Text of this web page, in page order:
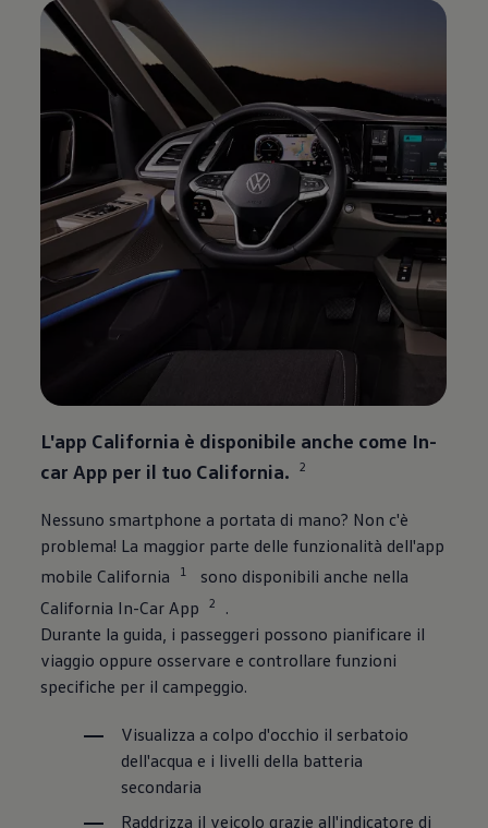
L'app California è disponibile anche come In-
car App per il tuo California.
2
Nessuno smartphone a portata di mano? Non c'è
problema! La maggior parte delle funzionalità dell'app
mobile California
1
sono disponibili anche nella
California In-Car App
2
.
Durante la guida, i passeggeri possono pianificare il
viaggio oppure osservare e controllare funzioni
specifiche per il campeggio.
Visualizza a colpo d'occhio il serbatoio
dell'acqua e i livelli della batteria
secondaria
Raddrizza il veicolo grazie all'indicatore di